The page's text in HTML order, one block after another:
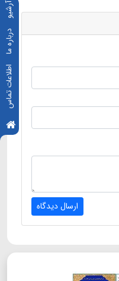
آرشیو
درباره ما
اطلاعات تماس
ارسال دیدگاه